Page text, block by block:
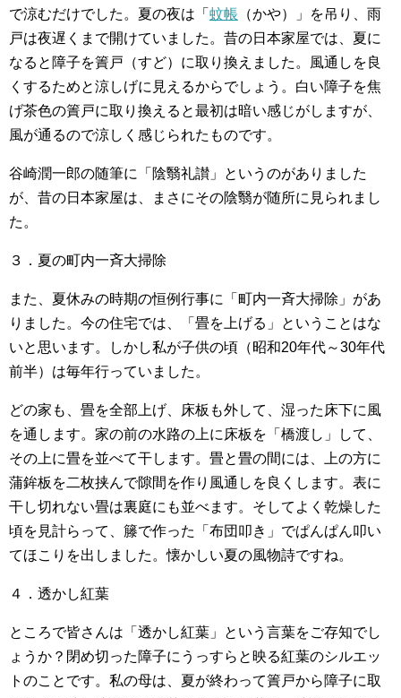
で涼むだけでした。夏の夜は「 蚊帳 （かや）」を吊り、雨
戸は夜遅くまで開けていました。昔の日本家屋では、夏に
なると障子を簀戸（すど）に取り換えました。風通しを良
くするためと涼しげに見えるからでしょう。白い障子を焦
げ茶色の簀戸に取り換えると最初は暗い感じがしますが、
風が通るので涼しく感じられたものです。
谷崎潤一郎の随筆に「陰翳礼讃」というのがありました
が、昔の日本家屋は、まさにその陰翳が随所に見られまし
た。
３．夏の町内一斉大掃除
また、夏休みの時期の恒例行事に「町内一斉大掃除」があ
りました。今の住宅では、「畳を上げる」ということはな
いと思います。しかし私が子供の頃（昭和20年代～30年代
前半）は毎年行っていました。
どの家も、畳を全部上げ、床板も外して、湿った床下に風
を通します。家の前の水路の上に床板を「橋渡し」して、
その上に畳を並べて干します。畳と畳の間には、上の方に
蒲鉾板を二枚挟んで隙間を作り風通しを良くします。表に
干し切れない畳は裏庭にも並べます。そしてよく乾燥した
頃を見計らって、籐で作った「布団叩き」でぱんぱん叩い
てほこりを出しました。懐かしい夏の風物詩ですね。
４．透かし紅葉
ところで皆さんは「透かし紅葉」という言葉をご存知でし
ょうか？閉め切った障子にうっすらと映る紅葉のシルエッ
トのことです。私の母は、夏が終わって簀戸から障子に取